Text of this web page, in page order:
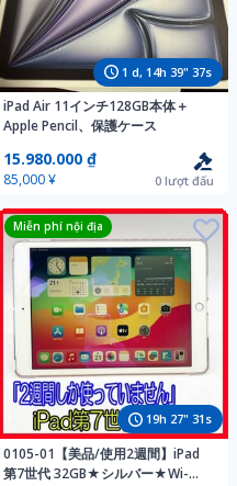
1 d, 14h 39" 35s
iPad Air 11インチ128GB本体＋
Apple Pencil、保護ケース
15.980.000 ₫
85,000 ¥ 0 lượt đấu
19h 27" 29 s
Miễn phí nội địa
0105-01【美品/使用2週間】iPad
第7世代 32GB★シルバー★Wi-